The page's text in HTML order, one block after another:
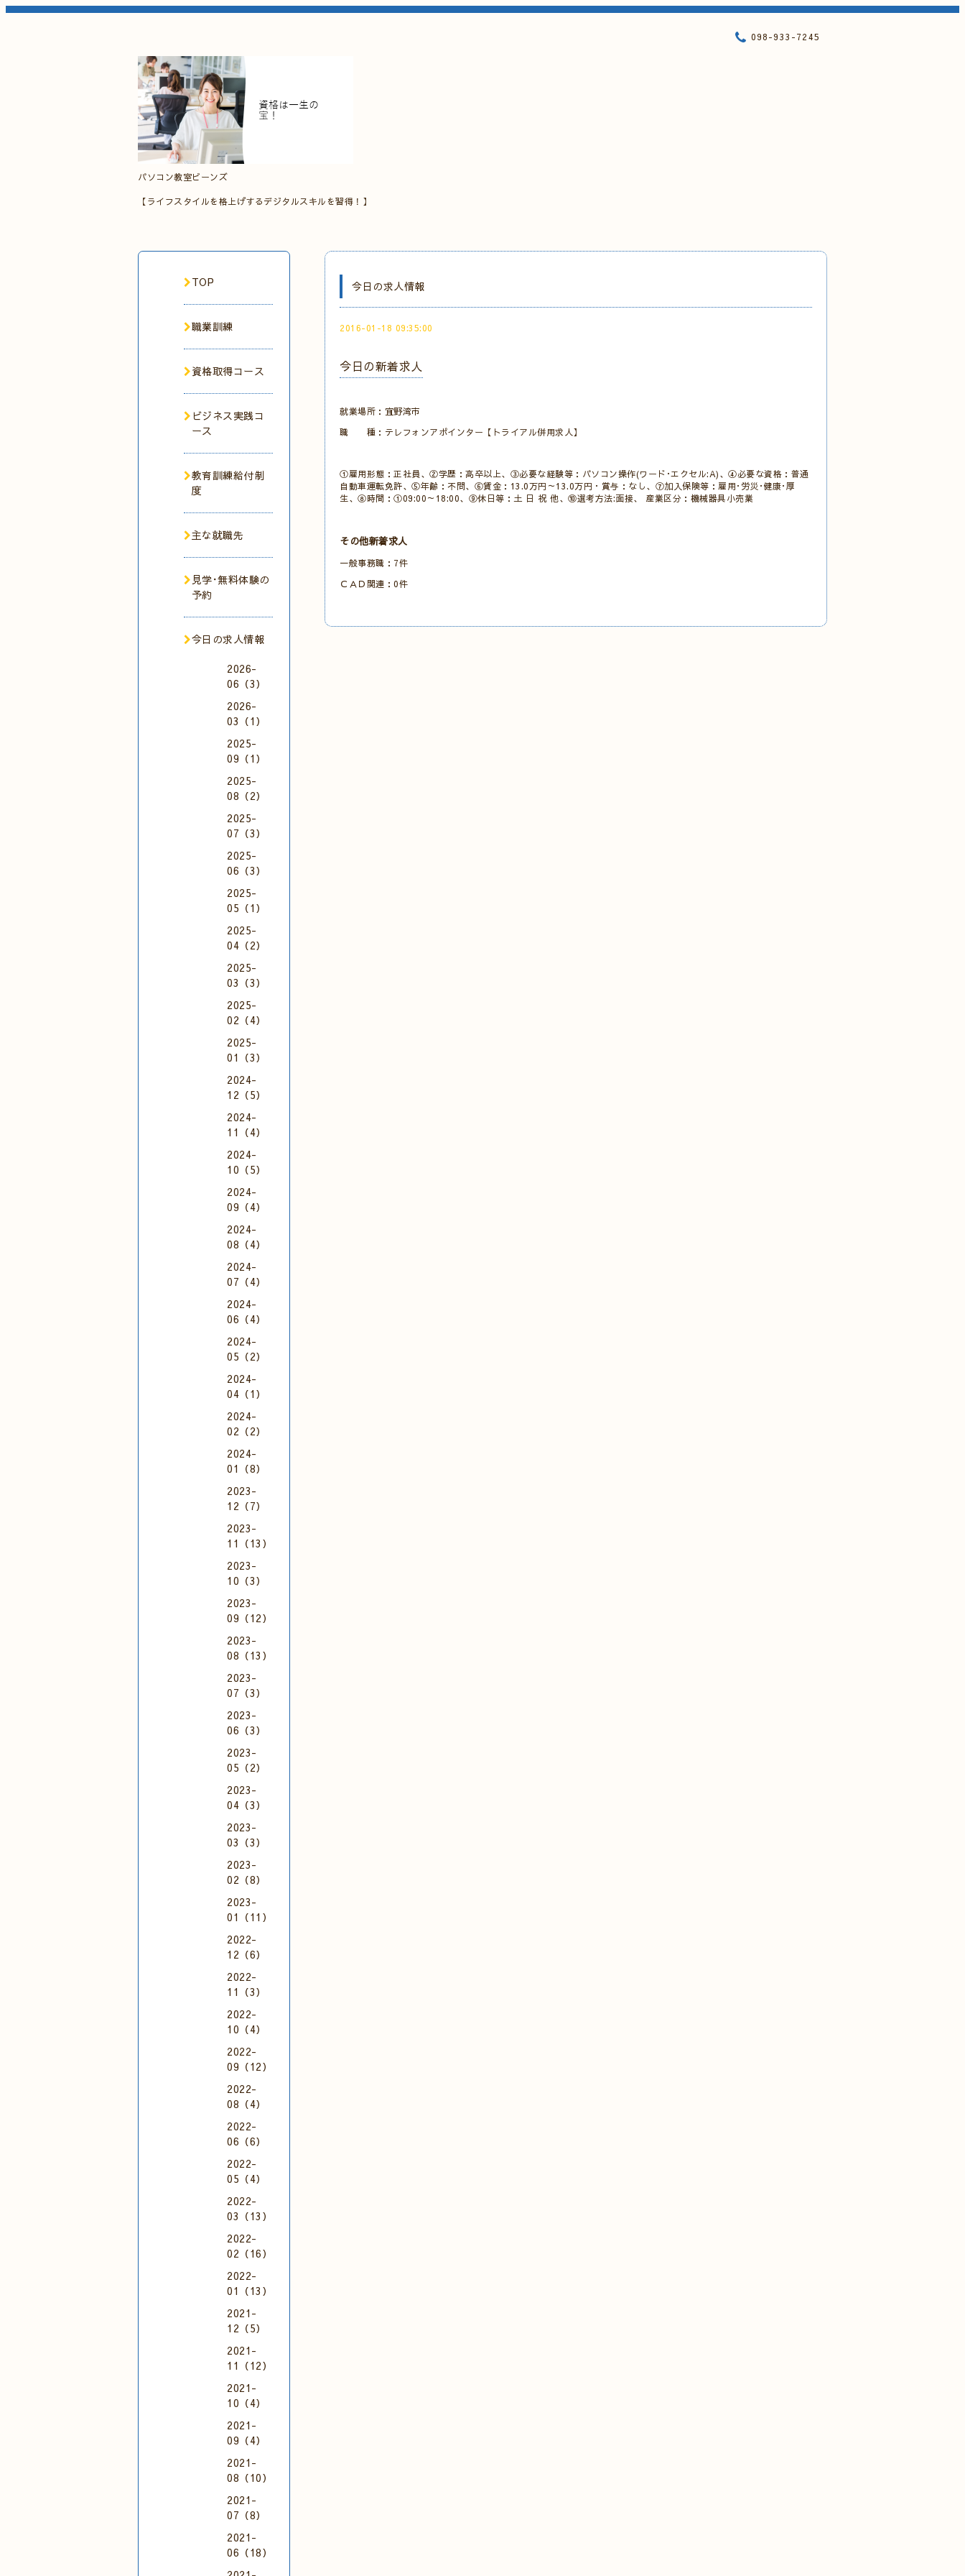
パソコン教室ビーンズ
【ライフスタイルを格上げするデジタルスキルを習得！】
098-933-7245
今日の求人情報
2016-01-18 09:35:00
今日の新着求人
就業場所：宜野湾市
職 種：テレフォンアポインター【トライアル併用求人】
①雇用形態：正社員、②学歴：高卒以上、③必要な経験等：パソコン操作(ワード･エクセル:A)、④必要な資格：普通
自動車運転免許、⑤年齢：不問、⑥賃金：13.0万円～13.0万円・賞与：なし、⑦加入保険等：雇用･労災･健康･厚
生、⑧時間：①09:00～18:00、⑨休日等：土 日 祝 他、⑩選考方法:面接、 産業区分：機械器具小売業
その他新着求人
一般事務職：7件
ＣＡＤ関連：0件
TOP
職業訓練
資格取得コース
ビジネス実践コ
ース
教育訓練給付制
度
主な就職先
見学･無料体験の
予約
今日の求人情報
2026-
06（3）
2026-
03（1）
2025-
09（1）
2025-
08（2）
2025-
07（3）
2025-
06（3）
2025-
05（1）
2025-
04（2）
2025-
03（3）
2025-
02（4）
2025-
01（3）
2024-
12（5）
2024-
11（4）
2024-
10（5）
2024-
09（4）
2024-
08（4）
2024-
07（4）
2024-
06（4）
2024-
05（2）
2024-
04（1）
2024-
02（2）
2024-
01（8）
2023-
12（7）
2023-
11（13）
2023-
10（3）
2023-
09（12）
2023-
08（13）
2023-
07（3）
2023-
06（3）
2023-
05（2）
2023-
04（3）
2023-
03（3）
2023-
02（8）
2023-
01（11）
2022-
12（6）
2022-
11（3）
2022-
10（4）
2022-
09（12）
2022-
08（4）
2022-
06（6）
2022-
05（4）
2022-
03（13）
2022-
02（16）
2022-
01（13）
2021-
12（5）
2021-
11（12）
2021-
10（4）
2021-
09（4）
2021-
08（10）
2021-
07（8）
2021-
06（18）